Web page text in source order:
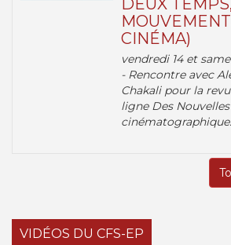
DEUX
CINÉMA)
vendredi 14 et
- Rencontre avec
Chakali pour la
ligne Des
cinématographique.
VIDÉOS DU CFS-EP